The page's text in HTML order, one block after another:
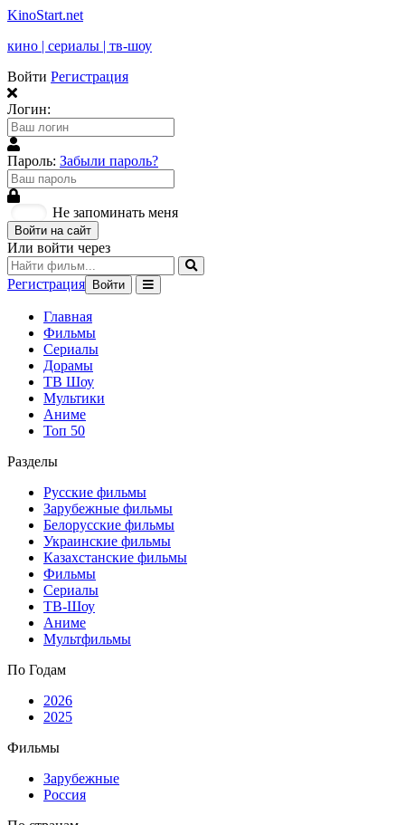
KinoStart.net
кино | сериалы | тв-шоу
Войти Регистрация
Логин:
Пароль: Забыли пароль?
Не запоминать меня
Войти на сайт
Или войти через
Регистрация Войти
Главная
Фильмы
Сериалы
Дорамы
ТВ Шоу
Мультики
Аниме
Топ 50
Разделы
Русские фильмы
Зарубежные фильмы
Белорусские фильмы
Украинские фильмы
Казахстанские фильмы
Фильмы
Сериалы
ТВ-Шоу
Аниме
Мультфильмы
По Годам
2026
2025
Фильмы
Зарубежные
Россия